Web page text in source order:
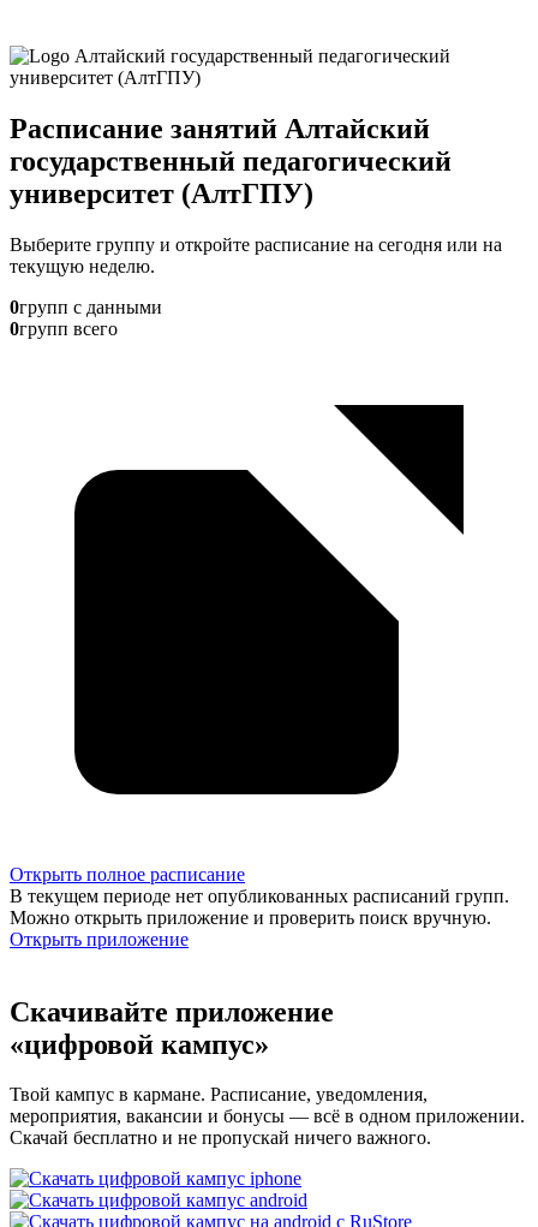
Расписание занятий Алтайский
государственный педагогический
университет (АлтГПУ)
Выберите группу и откройте расписание на сегодня или на
текущую неделю.
0групп с данными
0групп всего
Открыть полное расписание
В текущем периоде нет опубликованных расписаний групп.
Можно открыть приложение и проверить поиск вручную.
Открыть приложение
Скачивайте приложение
«цифровой кампус»
Твой кампус в кармане. Расписание, уведомления,
мероприятия, вакансии и бонусы — всё в одном приложении.
Скачай бесплатно и не пропускай ничего важного.